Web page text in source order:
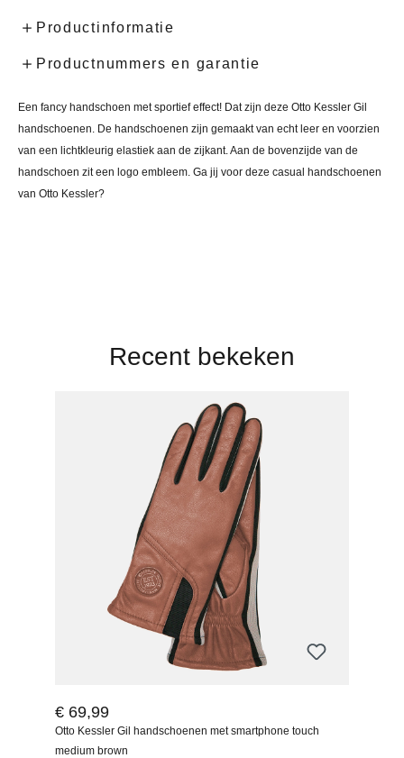
Productinformatie
Productnummers en garantie
Een fancy handschoen met sportief effect! Dat zijn deze Otto Kessler Gil
handschoenen. De handschoenen zijn gemaakt van echt leer en voorzien
van een lichtkleurig elastiek aan de zijkant. Aan de bovenzijde van de
handschoen zit een logo embleem. Ga jij voor deze casual handschoenen
van Otto Kessler?
Recent bekeken
€ 69,99
Otto Kessler Gil handschoenen met smartphone touch
medium brown